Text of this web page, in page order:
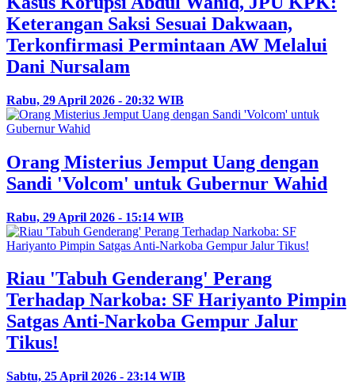
Keterangan Saksi Sesuai Dakwaan,
Terkonfirmasi Permintaan AW Melalui
Dani Nursalam
Rabu, 29 April 2026 - 20:32 WIB
Orang Misterius Jemput Uang dengan
Sandi 'Volcom' untuk Gubernur Wahid
Rabu, 29 April 2026 - 15:14 WIB
Riau 'Tabuh Genderang' Perang
Terhadap Narkoba: SF Hariyanto Pimpin
Satgas Anti-Narkoba Gempur Jalur
Tikus!
Sabtu, 25 April 2026 - 23:14 WIB